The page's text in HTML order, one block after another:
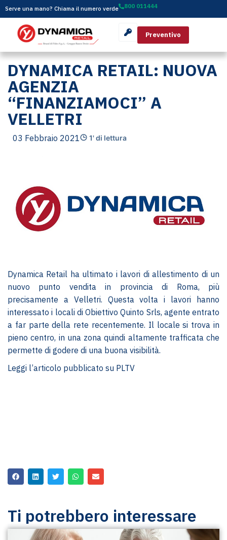
Serve una mano? Chiama il numero verde 800 011444
Preventivo
DYNAMICA RETAIL: NUOVA
AGENZIA
“FINANZIAMOCI” A
VELLETRI
03 Febbraio 2021 1' di lettura
Dynamica Retail ha ultimato i lavori di allestimento di un
nuovo punto vendita in provincia di Roma, più
precisamente a Velletri. Questa volta i lavori hanno
interessato i locali di Obiettivo Quinto Srls, agente entrato
a far parte della rete recentemente. Il locale si trova in
pieno centro, in una zona quindi altamente trafficata che
permette di godere di una buona visibilità.
Leggi l’articolo pubblicato su PLTV
Ti potrebbero interessare